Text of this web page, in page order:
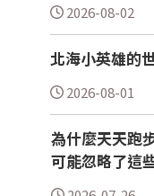
2026-08-02
北海小英雄的
2026-08-01
為什麼天天跑
可能忽略了這